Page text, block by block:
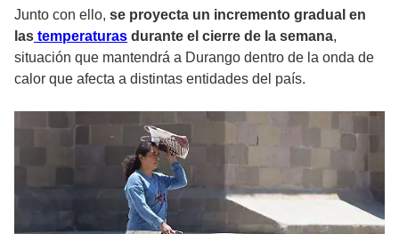
Junto con ello, se proyecta un incremento gradual en
las temperaturas durante el cierre de la semana,
situación que mantendrá a Durango dentro de la onda de
calor que afecta a distintas entidades del país.